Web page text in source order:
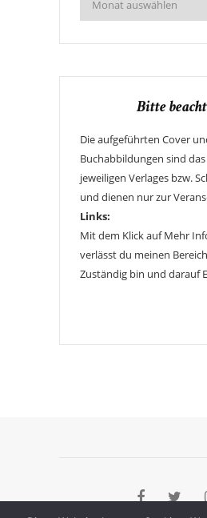
Bitte
Die aufgeführten Cover
Buchabbildungen sind
jeweiligen Verlages bzw.
und dienen nur zur
Links:
Mit dem Klick auf Mehr
verlässt du meinen
Zuständig bin und darauf